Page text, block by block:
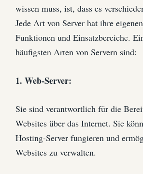
wissen muss, ist, dass es
Jede Art von Server hat ihre
Funktionen und Einsatzbereiche.
häufigsten Arten von Servern sind:
1. Web-Server:
Sie sind verantwortlich für die
Websites über das Internet. Sie
Hosting-Server fungieren und
Websites zu verwalten.